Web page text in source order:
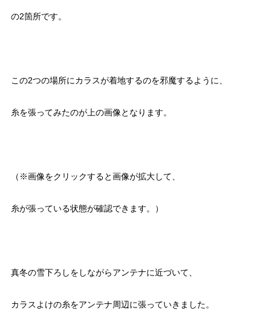
の2箇所です。
この2つの場所にカラスが着地するのを邪魔するように、
糸を張ってみたのが上の画像となります。
（※画像をクリックすると画像が拡大して、
糸が張っている状態が確認できます。）
真冬の雪下ろしをしながらアンテナに近づいて、
カラスよけの糸をアンテナ周辺に張っていきました。